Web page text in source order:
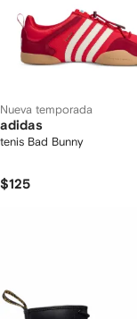
Nueva temporada
adidas
tenis Bad Bunny
$125